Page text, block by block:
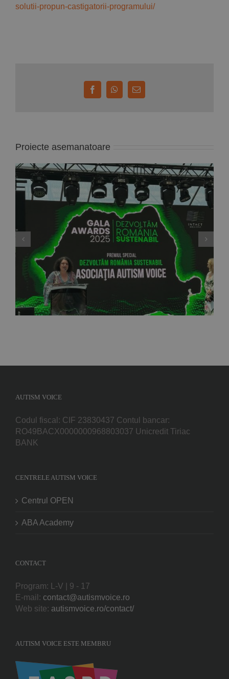
solutii-propun-castigatorii-programului/
FacebookWhatsApp
E-
Proiecte asemanatoare
Ordinul “Meritul pentru Promovarea Drepturilor
Omului și Angajament Social” în grad de
cavaler
AUTISM VOICE
Codul fiscal: CIF 23830437 Contul bancar:
RO49BACX0000000968803037 Unicredit Tiriac
BANK
CENTRELE AUTISM VOICE
Centrul OPEN
ABA Academy
CONTACT
Program: L-V | 9 - 17
E-mail: contact@autismvoice.ro
Web site: autismvoice.ro/contact/
AUTISM VOICE ESTE MEMBRU